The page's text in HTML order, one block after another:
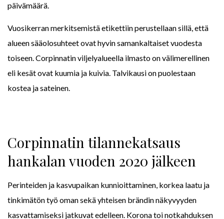
päivämäärä.
Vuosikerran merkitsemistä etikettiin perustellaan sillä, että
alueen sääolosuhteet ovat hyvin samankaltaiset vuodesta
toiseen. Corpinnatin viljelyalueella ilmasto on välimerellinen
eli kesät ovat kuumia ja kuivia. Talvikausi on puolestaan
kostea ja sateinen.
Corpinnatin tilannekatsaus
hankalan vuoden 2020 jälkeen
Perinteiden ja kasvupaikan kunnioittaminen, korkea laatu ja
tinkimätön työ oman sekä yhteisen brändin näkyvyyden
kasvattamiseksi jatkuvat edelleen. Korona toi notkahduksen